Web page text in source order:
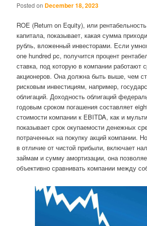
Posted on December 18, 2023
ROE (Return on Equity), или
капитала, показывает, какая сумма
рубль, вложенный инвесторами. Если
one hundred pc, получится процент
ставка, под которую в компании работают
акционеров. Она должна быть выше, чем
рисковым инвестициям, например,
облигаций. Доходность облигаций
годовым сроком погашения составляет
стоимости компании к EBITDA, как и
показывает срок окупаемости денежных
потраченных на покупку акций компании.
в отличие от чистой прибыли, включает
займам и сумму амортизации, она
объективно сравнивать компании между